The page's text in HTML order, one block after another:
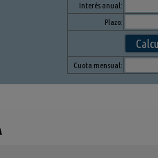
Interés anual:
Plazo:
Cuota mensual: